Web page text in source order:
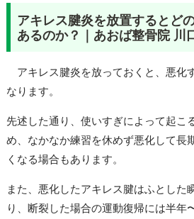
アキレス腱炎を放置するとど
あるのか？｜あおば整骨院 川
アキレス腱炎を放っておくと、悪化
なります。
先述した通り、使いすぎによって起こ
め、なかなか練習を休めず悪化して長
くなる場合もあります。
また、悪化したアキレス腱はふとした
り、断裂した場合の運動復帰には半年